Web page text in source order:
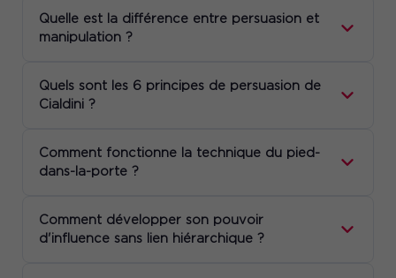
Quelle est la différence entre persuasion et
manipulation ?
Quels sont les 6 principes de persuasion de
Cialdini ?
Comment fonctionne la technique du pied-
dans-la-porte ?
Comment développer son pouvoir
d'influence sans lien hiérarchique ?